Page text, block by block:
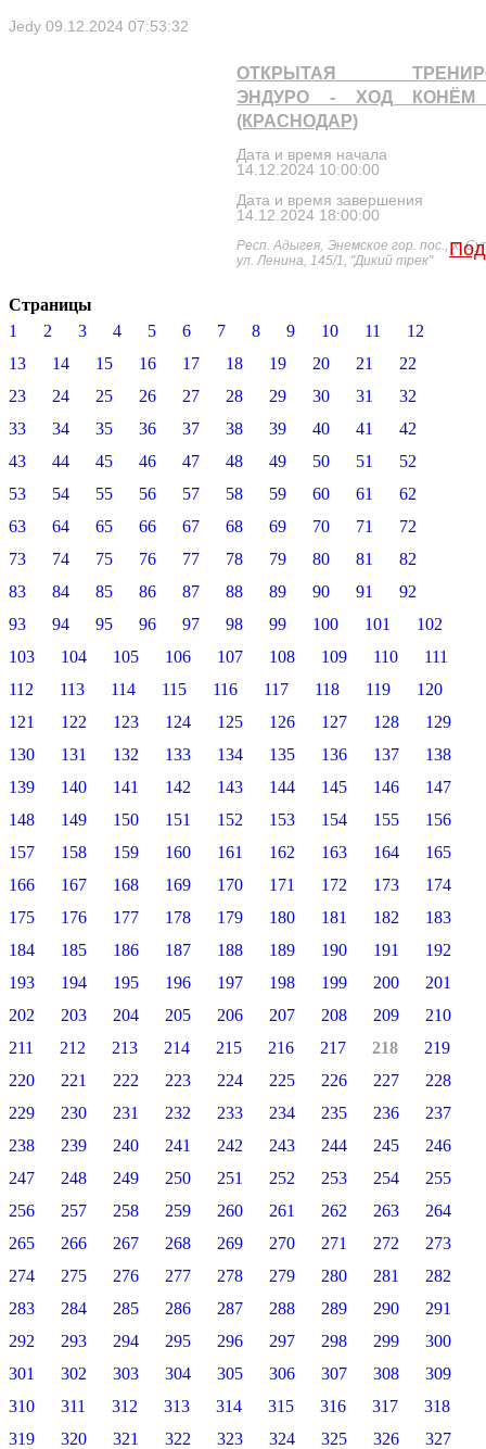
Jedy 09.12.2024 07:53:32
ОТКРЫТАЯ
ЭНДУРО - ХОД КОНЁМ
(КРАСНОДАР)
Дата и время начала
14.12.2024 10:00:00
Дата и время завершения
14.12.2024 18:00:00
Респ. Адыгея, Энемское гор. пос., х.
ул. Ленина, 145/1, "Дикий трек"
Страницы
1
2 3 4 5 6 7 8 9 10 11
12
13
14 15 16 17 18 19 20 21
22
23
24 25 26 27 28 29 30 31
32
33
34 35 36 37 38 39 40 41
42
43
44 45 46 47 48 49 50 51
52
53
54 55 56 57 58 59 60 61
62
63
64 65 66 67 68 69 70 71
72
73
74 75 76 77 78 79 80 81
82
83
84 85 86 87 88 89 90 91
92
93
94 95 96 97 98 99 100 101
102
103
104 105 106 107 108 109 110
111
112
113 114 115 116 117 118 119
120
121
122 123 124 125 126 127 128
129
130
131 132 133 134 135 136 137
138
139
140 141 142 143 144 145 146
147
148
149 150 151 152 153 154 155
156
157
158 159 160 161 162 163 164
165
166
167 168 169 170 171 172 173
174
175
176 177 178 179 180 181 182
183
184
185 186 187 188 189 190 191
192
193
194 195 196 197 198 199 200
201
202
203 204 205 206 207 208 209
210
211
212 213 214 215 216 217 218
219
220
221 222 223 224 225 226 227
228
229
230 231 232 233 234 235 236
237
238
239 240 241 242 243 244 245
246
247
248 249 250 251 252 253 254
255
256
257 258 259 260 261 262 263
264
265
266 267 268 269 270 271 272
273
274
275 276 277 278 279 280 281
282
283
284 285 286 287 288 289 290
291
292
293 294 295 296 297 298 299
300
301
302 303 304 305 306 307 308
309
310
311 312 313 314 315 316 317
318
319
320 321 322 323 324 325 326
327